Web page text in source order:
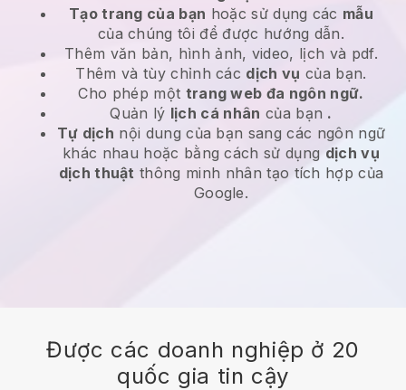
Tạo trang của bạn hoặc sử dụng các mẫu
của chúng tôi để được hướng dẫn.
Thêm văn bản, hình ảnh, video, lịch và pdf.
Thêm và tùy chỉnh các dịch vụ của bạn.
Cho phép một trang web đa ngôn ngữ.
Quản lý lịch cá nhân của bạn .
Tự dịch nội dung của bạn sang các ngôn ngữ
khác nhau hoặc bằng cách sử dụng dịch vụ
dịch thuật thông minh nhân tạo tích hợp của
Google.
Được các doanh nghiệp ở 20
quốc gia tin cậy